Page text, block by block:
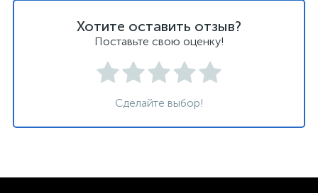
Хотите оставить отзыв?
Поставьте свою оценку!
Сделайте выбор!